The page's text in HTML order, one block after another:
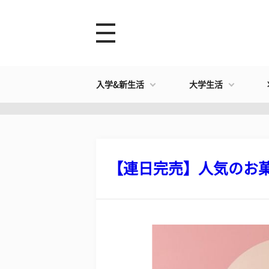
入学&新生活 大学生活
【連日完売】人気のお